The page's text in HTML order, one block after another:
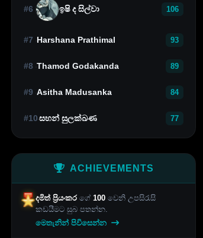
#6 ඉෂි ද සිල්වා 106
#7 Harshana Prathimal 93
#8 Thamod Godakanda 89
#9 Asitha Madusanka 84
#10සහන් සුලක්ඛණ 77
ACHIEVEMENTS
දමිත් ප්‍රියංකර ගේ 100වෙනි උපසිරැසි
කඩයීමට සුබ පතන්න.
මෙතැනින් පිවිසෙන්න